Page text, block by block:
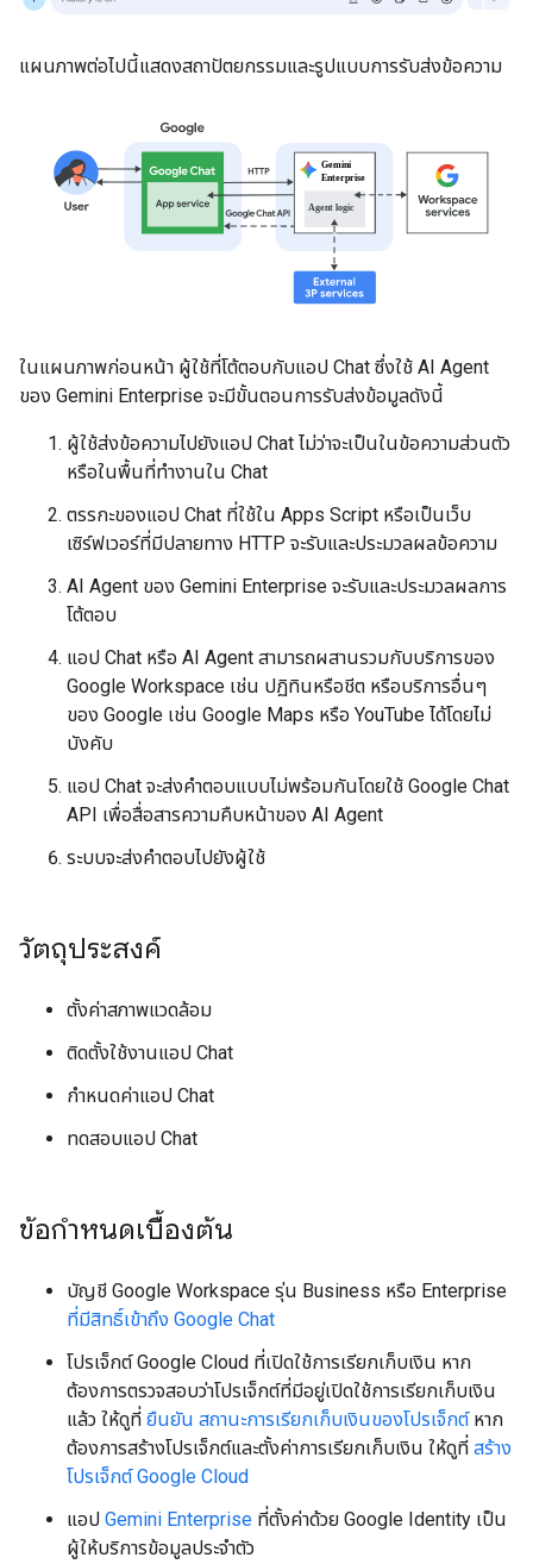
แผนภาพต่อไปนี้แสดงสถาปัตยกรรมและรูปแบบการรับส่งข้อความ
ในแผนภาพก่อนหน้า ผู้ใช้ที่โต้ตอบกับแอป Chat ซึ่งใช้ AI Agent
ของ Gemini Enterprise จะมีขั้นตอนการรับส่งข้อมูลดังนี้
ผู้ใช้ส่งข้อความไปยังแอป Chat ไม่ว่าจะเป็นในข้อความส่วนตัว
หรือในพื้นที่ทำงานใน Chat
ตรรกะของแอป Chat ที่ใช้ใน Apps Script หรือเป็นเว็บ
เซิร์ฟเวอร์ที่มีปลายทาง HTTP จะรับและประมวลผลข้อความ
AI Agent ของ Gemini Enterprise จะรับและประมวลผลการ
โต้ตอบ
แอป Chat หรือ AI Agent สามารถผสานรวมกับบริการของ
Google Workspace เช่น ปฏิทินหรือชีต หรือบริการอื่นๆ
ของ Google เช่น Google Maps หรือ YouTube ได้โดยไม่
บังคับ
แอป Chat จะส่งคำตอบแบบไม่พร้อมกันโดยใช้ Google Chat
API เพื่อสื่อสารความคืบหน้าของ AI Agent
ระบบจะส่งคำตอบไปยังผู้ใช้
วัตถุประสงค์
ตั้งค่าสภาพแวดล้อม
ติดตั้งใช้งานแอป Chat
กำหนดค่าแอป Chat
ทดสอบแอป Chat
ข้อกำหนดเบื้องต้น
บัญชี Google Workspace รุ่น Business หรือ Enterprise
ที่มีสิทธิ์เข้าถึง Google Chat
โปรเจ็กต์ Google Cloud ที่เปิดใช้การเรียกเก็บเงิน หาก
ต้องการตรวจสอบว่าโปรเจ็กต์ที่มีอยู่เปิดใช้การเรียกเก็บเงิน
แล้ว ให้ดูที่ ยืนยัน สถานะการเรียกเก็บเงินของโปรเจ็กต์หาก
ต้องการสร้างโปรเจ็กต์และตั้งค่าการเรียกเก็บเงิน ให้ดูที่ สร้าง
โปรเจ็กต์ Google Cloud
แอป Gemini Enterprise ที่ตั้งค่าด้วย Google Identity เป็น
ผู้ให้บริการข้อมูลประจำตัว